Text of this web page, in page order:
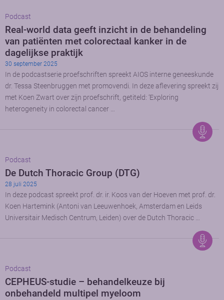
Podcast
Real-world data geeft inzicht in de behandeling
van patiënten met colorectaal kanker in de
dagelijkse praktijk
30 september 2025
In de podcastserie proefschriften spreekt AIOS interne geneeskunde
dr. Tessa Steenbruggen met promovendi. In deze aflevering spreekt zij
met Koen Zwart over zijn proefschrift, getiteld: ‘Exploring
heterogeneity in colorectal cancer …
Podcast
De Dutch Thoracic Group (DTG)
28 juli 2025
In deze podcast spreekt prof. dr. ir. Koos van der Hoeven met prof. dr.
Koen Hartemink (Antoni van Leeuwenhoek, Amsterdam en Leids
Universitair Medisch Centrum, Leiden) over de Dutch Thoracic …
Podcast
CEPHEUS-studie – behandelkeuze bij
onbehandeld multipel myeloom